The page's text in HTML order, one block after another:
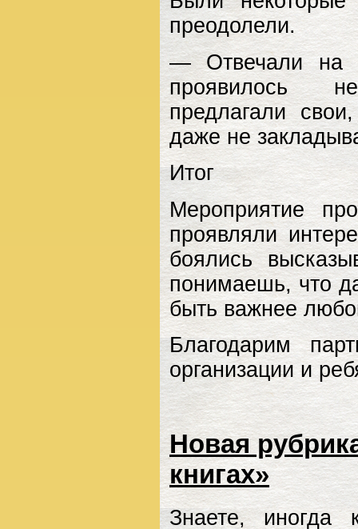
преодолели.
— Отвечали на
проявилось
предлагали
даже не
Итог
Мероприятие
проявляли
боялись
понимаешь, что
быть важнее
Благодарим
организации и
Новая
книгах»
Знаете,